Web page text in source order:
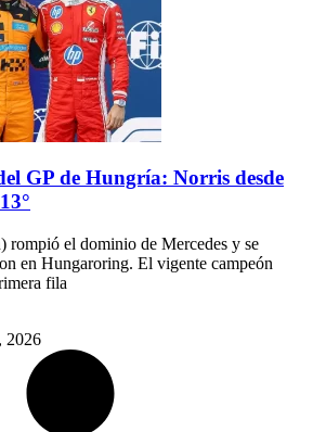
GP de Hungría: Norris desde
el dominio de Mercedes y se
en Hungaroring. El vigente campeón
fila
2026